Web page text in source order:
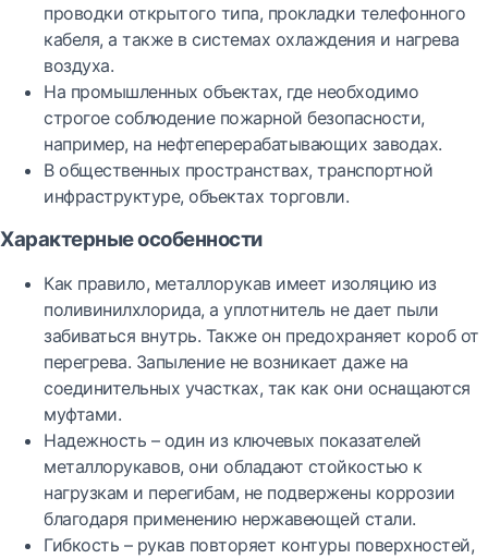
проводки открытого типа, прокладки телефонного
кабеля, а также в системах охлаждения и нагрева
воздуха.
На промышленных объектах, где необходимо
строгое соблюдение пожарной безопасности,
например, на нефтеперерабатывающих заводах.
В общественных пространствах, транспортной
инфраструктуре, объектах торговли.
Характерные особенности
Как правило, металлорукав имеет изоляцию из
поливинилхлорида, а уплотнитель не дает пыли
забиваться внутрь. Также он предохраняет короб от
перегрева. Запыление не возникает даже на
соединительных участках, так как они оснащаются
муфтами.
Надежность – один из ключевых показателей
металлорукавов, они обладают стойкостью к
нагрузкам и перегибам, не подвержены коррозии
благодаря применению нержавеющей стали.
Гибкость – рукав повторяет контуры поверхностей,